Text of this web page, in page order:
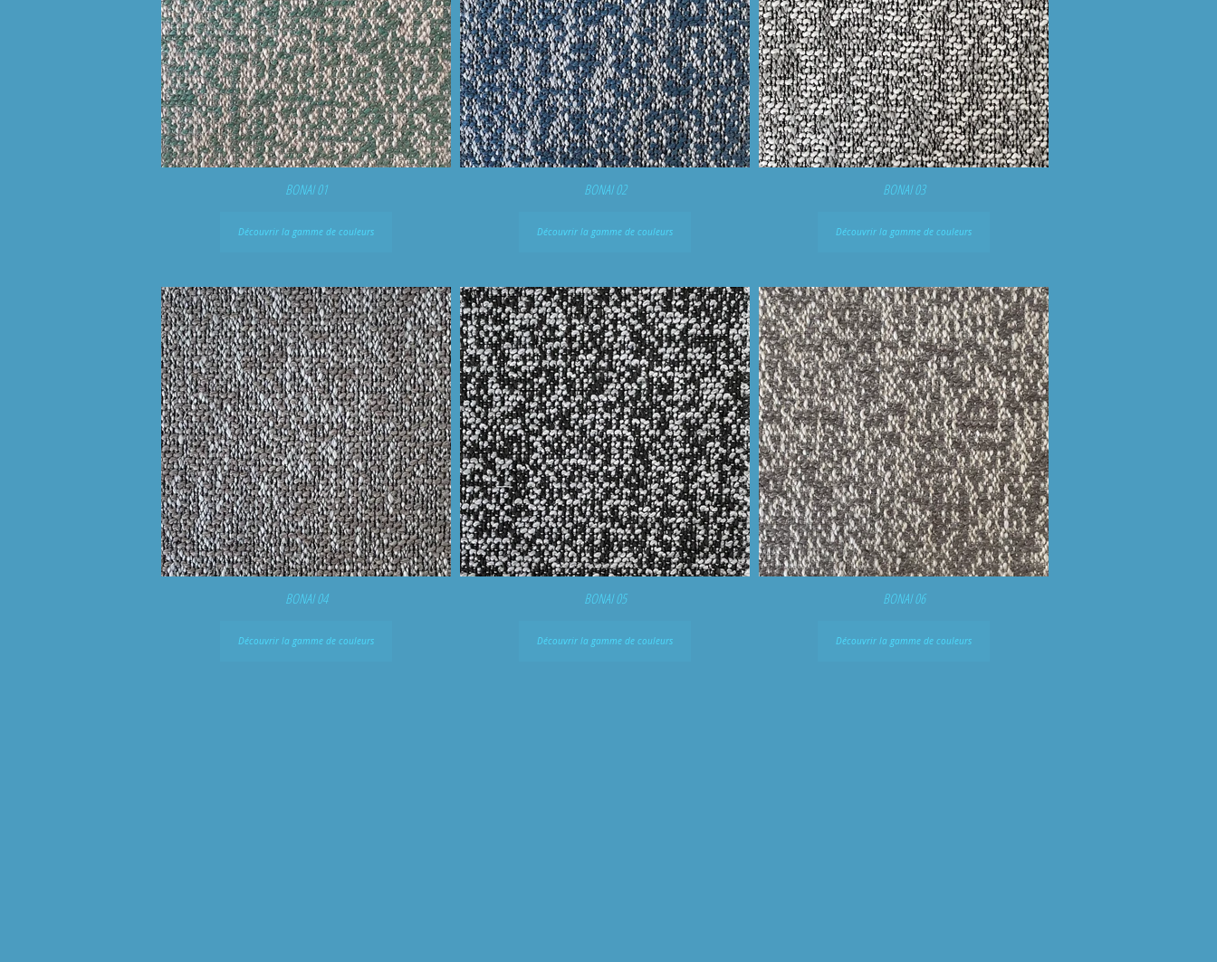
BONAI 01
Découvrir la gamme de couleurs
BONAI 02
Découvrir la gamme de couleurs
BONAI 03
Découvrir la gamme de couleurs
BONAI 04
Découvrir la gamme de couleurs
BONAI 05
Découvrir la gamme de couleurs
BONAI 06
Découvrir la gamme de couleurs